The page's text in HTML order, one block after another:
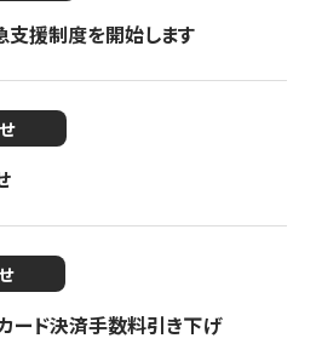
援制度を開始します
ード決済手数料引き下げ